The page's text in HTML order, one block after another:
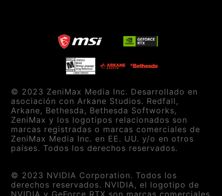
© 2023 ZeniMax Media Inc. Desarrollado en
asociación con Arkane Studios. Redfall,
Arkane, Bethesda, Bethesda Softworks,
ZeniMax y los logotipos relacionados son
marcas registradas o marcas comerciales de
ZeniMax Media Inc. en EE. UU. y/o en otros
países. Todos los derechos reservados.
© 2023 NVIDIA Corporation. Todos los
derechos reservados. NVIDIA, el logotipo de